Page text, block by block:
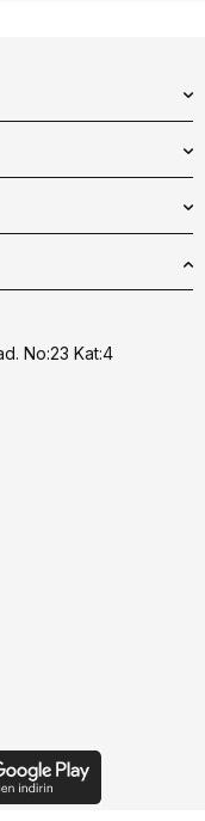
No:23 Kat:4